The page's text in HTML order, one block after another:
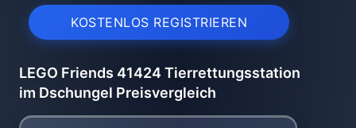
KOSTENLOS REGISTRIEREN
LEGO Friends 41424 Tierrettungsstation
im Dschungel Preisvergleich